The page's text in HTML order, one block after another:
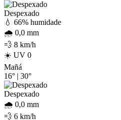
Despexado
💧 66% humidade
🌧️ 0,0 mm
💨 8 km/h
☀️ UV 0
Mañá
16° | 30°
Despexado
🌧️ 0,0 mm
💨 6 km/h